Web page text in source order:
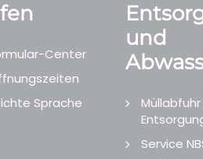
Center
Sprache
und
Service